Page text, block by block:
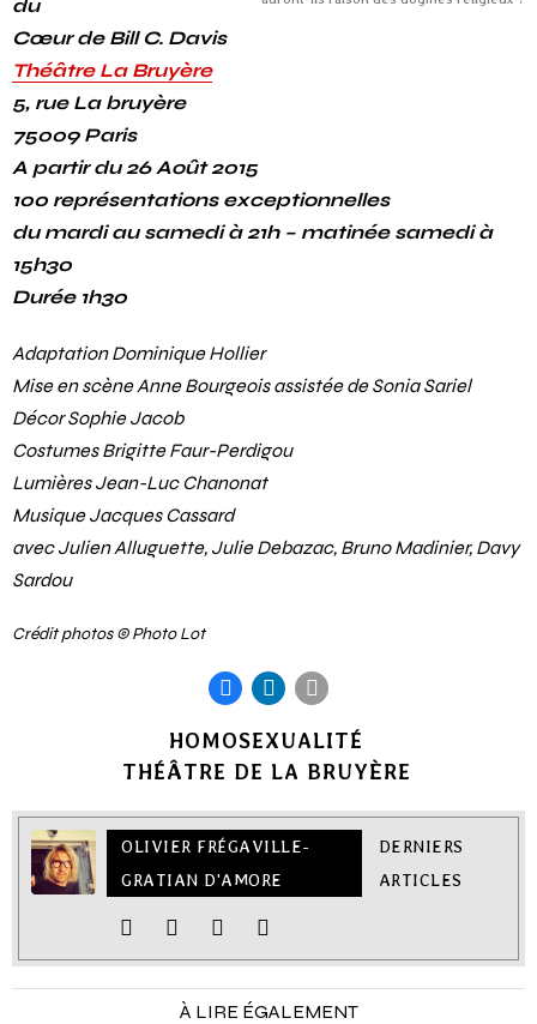
du
Cœur de Bill C. Davis
Théâtre La Bruyère
5, rue La bruyère
75009 Paris
A partir du 26 Août 2015
100 représentations exceptionnelles
du mardi au samedi à 21h – matinée samedi à
15h30
Durée 1h30
Adaptation Dominique Hollier
Mise en scène Anne Bourgeois assistée de Sonia Sariel
Décor Sophie Jacob
Costumes Brigitte Faur-Perdigou
Lumières Jean-Luc Chanonat
Musique Jacques Cassard
avec Julien Alluguette, Julie Debazac, Bruno Madinier, Davy
Sardou
Crédit photos © Photo Lot
HOMOSEXUALITÉ
THÉÂTRE DE LA BRUYÈRE
OLIVIER FRÉGAVILLE-
GRATIAN D'AMORE
DERNIERS
ARTICLES
À LIRE ÉGALEMENT